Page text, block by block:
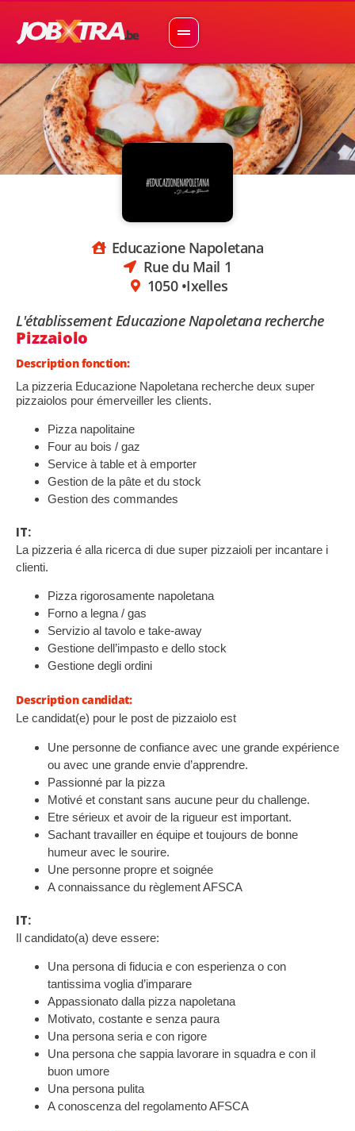
Educazione Napoletana
Rue du Mail 1
1050 •Ixelles
L'établissement Educazione Napoletana recherche
Pizzaiolo
Description fonction:
La pizzeria Educazione Napoletana recherche deux super
pizzaiolos pour émerveiller les clients.
Pizza napolitaine
Four au bois / gaz
Service à table et à emporter
Gestion de la pâte et du stock
Gestion des commandes
IT:
La pizzeria é alla ricerca di due super pizzaioli per incantare i
clienti.
Pizza rigorosamente napoletana
Forno a legna / gas
Servizio al tavolo e take-away
Gestione dell’impasto e dello stock
Gestione degli ordini
Description candidat:
Le candidat(e) pour le post de pizzaiolo est
Une personne de confiance avec une grande expérience
ou avec une grande envie d’apprendre.
Passionné par la pizza
Motivé et constant sans aucune peur du challenge.
Etre sérieux et avoir de la rigueur est important.
Sachant travailler en équipe et toujours de bonne
humeur avec le sourire.
Une personne propre et soignée
A connaissance du règlement AFSCA
IT:
Il candidato(a) deve essere:
Una persona di fiducia e con esperienza o con
tantissima voglia d’imparare
Appassionato dalla pizza napoletana
Motivato, costante e senza paura
Una persona seria e con rigore
Una persona che sappia lavorare in squadra e con il
buon umore
Una persona pulita
A conoscenza del regolamento AFSCA